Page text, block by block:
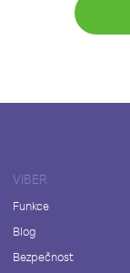
VIBER
Funkce
Blog
Bezpečnost